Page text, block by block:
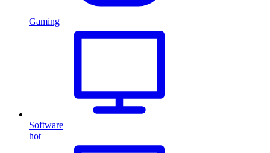
Gaming
Software
hot